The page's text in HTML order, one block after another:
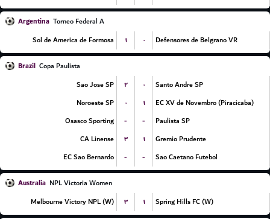
Argentina Torneo Federal A
Sol de America de Formosa
۱ ۰ Defensores de Belgrano VR
Brazil Copa Paulista
Sao Jose SP
۲ ۰
Santo Andre SP
Noroeste SP
۰ ۱
EC XV de Novembro (Piracicaba)
Osasco Sporting
- -
Paulista SP
CA Linense
۳ ۱
Gremio Prudente
EC Sao Bernardo
- - Sao Caetano Futebol
Australia NPL Victoria Women
Melbourne Victory NPL (W)
۳ ۱ Spring Hills FC (W)